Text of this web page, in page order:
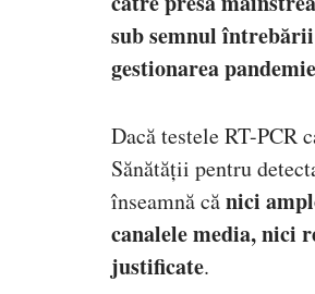
sub semnul
gestionarea
Dacă testele RT-PCR
Sănătății pentru
înseamnă cănici
canalele media, nici
justificate.